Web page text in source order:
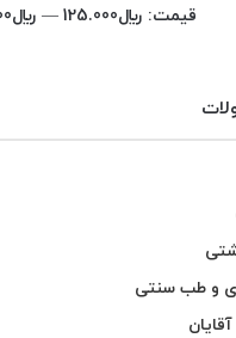
قیمت: ﷼125.000 — ﷼1.950.000
و طب سنتی